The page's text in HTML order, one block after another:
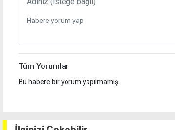
Tüm Yorumlar
Bu habere bir yorum yapılmamış.